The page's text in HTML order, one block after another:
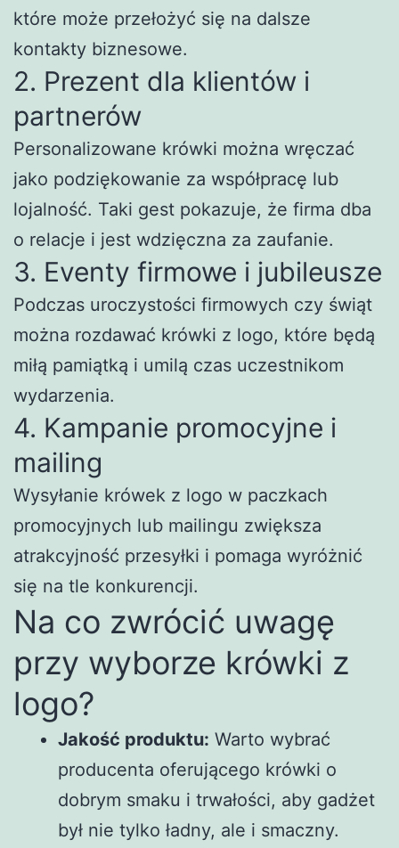
które może przełożyć się na dalsze
kontakty biznesowe.
2. Prezent dla klientów i
partnerów
Personalizowane krówki można wręczać
jako podziękowanie za współpracę lub
lojalność. Taki gest pokazuje, że firma dba
o relacje i jest wdzięczna za zaufanie.
3. Eventy firmowe i jubileusze
Podczas uroczystości firmowych czy świąt
można rozdawać krówki z logo, które będą
miłą pamiątką i umilą czas uczestnikom
wydarzenia.
4. Kampanie promocyjne i
mailing
Wysyłanie krówek z logo w paczkach
promocyjnych lub mailingu zwiększa
atrakcyjność przesyłki i pomaga wyróżnić
się na tle konkurencji.
Na co zwrócić uwagę
przy wyborze krówki z
logo?
Jakość produktu: Warto wybrać
producenta oferującego krówki o
dobrym smaku i trwałości, aby gadżet
był nie tylko ładny, ale i smaczny.